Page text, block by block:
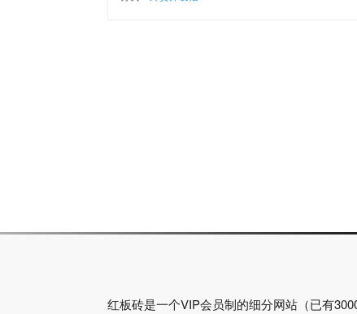
红板砖是一个VIP会员制的细分网站（已有